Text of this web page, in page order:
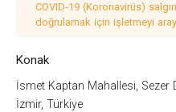
COVID-19 (Koronavirüs)
doğrulamak için işletmeyi
Konak
İsmet Kaptan Mahallesi, Sezer
İzmir, Türkiye